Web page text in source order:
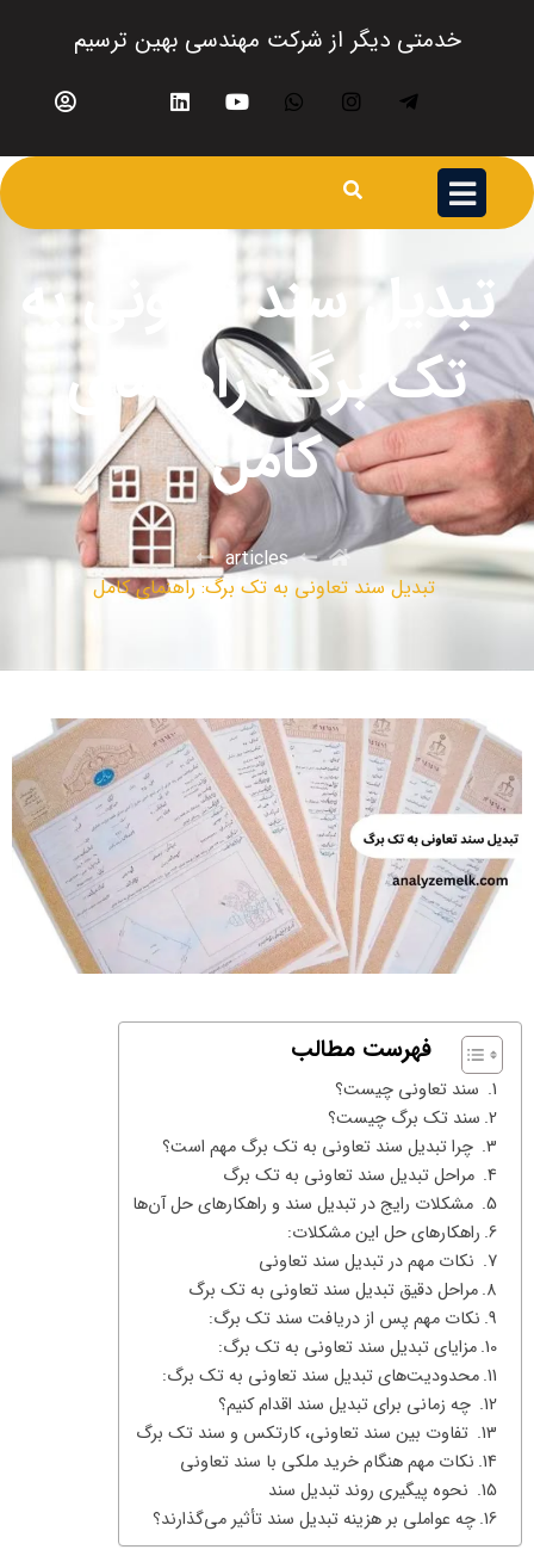
خدمتی دیگر از شرکت مهندسی بهین ترسیم
تبدیل سند تعاونی به
تک برگ: راهنمای
کامل
articles
تبدیل سند تعاونی به تک برگ: راهنمای کامل
فهرست مطالب
سند تعاونی چیست؟
سند تک برگ چیست؟
چرا تبدیل سند تعاونی به تک برگ مهم است؟
مراحل تبدیل سند تعاونی به تک برگ
مشکلات رایج در تبدیل سند و راهکارهای حل آن‌ها
راهکارهای حل این مشکلات:
نکات مهم در تبدیل سند تعاونی
مراحل دقیق تبدیل سند تعاونی به تک برگ
نکات مهم پس از دریافت سند تک برگ:
مزایای تبدیل سند تعاونی به تک برگ:
محدودیت‌های تبدیل سند تعاونی به تک برگ:
چه زمانی برای تبدیل سند اقدام کنیم؟
تفاوت بین سند تعاونی، کارتکس و سند تک برگ
نکات مهم هنگام خرید ملکی با سند تعاونی
نحوه پیگیری روند تبدیل سند
چه عواملی بر هزینه تبدیل سند تأثیر می‌گذارند؟